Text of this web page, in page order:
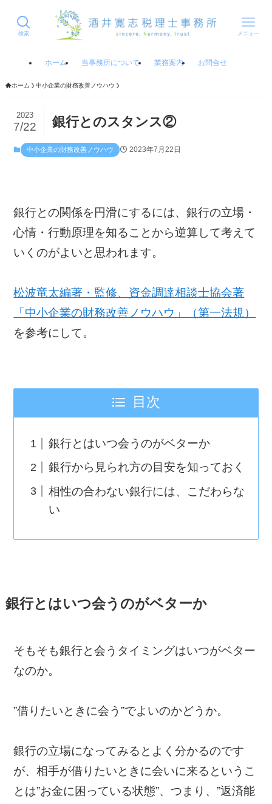
検索 メニュー
ホーム 当事務所について 業務案内 お問合せ
ホーム 中小企業の財務改善ノウハウ
銀行とのスタンス②
2023
7/22
中小企業の財務改善ノウハウ 2023年7月22日
銀行との関係を円滑にするには、銀行の立場・
心情・行動原理を知ることから逆算して考えて
いくのがよいと思われます。
松波竜太編著・監修、資金調達相談士協会著
「中小企業の財務改善ノウハウ」（第一法規）
を参考にして。
目次
銀行とはいつ会うのがベターか
銀行から見られ方の目安を知っておく
相性の合わない銀行には、こだわらな
い
銀行とはいつ会うのがベターか
そもそも銀行と会うタイミングはいつがベター
なのか。
”借りたいときに会う”でよいのかどうか。
銀行の立場になってみるとよく分かるのです
が、相手が借りたいときに会いに来るというこ
とは”お金に困っている状態”、つまり、”返済能